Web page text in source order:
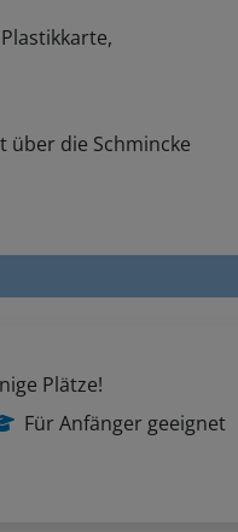
über die Schmincke
Plätze!
Für Anfänger geeignet